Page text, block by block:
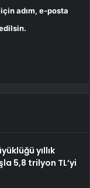
adım, e-posta
yıllık
5,8 trilyon TL’yi